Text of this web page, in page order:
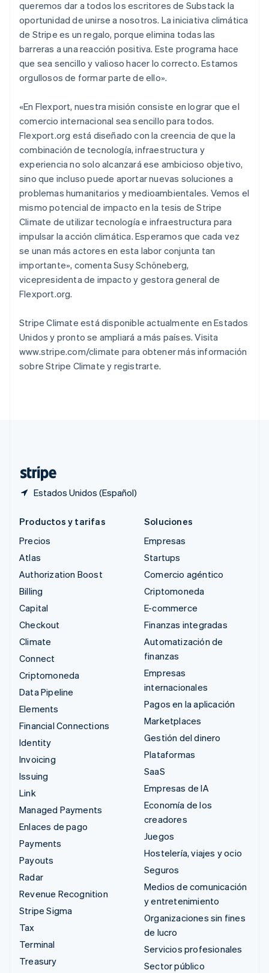
queremos dar a todos los escritores de Substack la
oportunidad de unirse a nosotros. La iniciativa climática
de Stripe es un regalo, porque elimina todas las
barreras a una reacción positiva. Este programa hace
que sea sencillo y valioso hacer lo correcto. Estamos
orgullosos de formar parte de ello».
«En Flexport, nuestra misión consiste en lograr que el
comercio internacional sea sencillo para todos.
Flexport.org está diseñado con la creencia de que la
combinación de tecnología, infraestructura y
experiencia no solo alcanzará ese ambicioso objetivo,
sino que incluso puede aportar nuevas soluciones a
problemas humanitarios y medioambientales. Vemos el
mismo potencial de impacto en la tesis de Stripe
Climate de utilizar tecnología e infraestructura para
impulsar la acción climática. Esperamos que cada vez
se unan más actores en esta labor conjunta tan
importante», comenta Susy Schöneberg,
vicepresidenta de impacto y gestora general de
Flexport.org.
Stripe Climate está disponible actualmente en Estados
Unidos y pronto se ampliará a más países. Visita
www.stripe.com/climate para obtener más información
sobre Stripe Climate y registrarte.
Estados Unidos (Español)
English
Liechtenstein
DeutschEnglish
Lituania
English
Luxemburgo
Français DeutschEnglish
Malta
English
México
Español English
Noruega
English
Nueva Zelandia
English
Países Bajos
NederlandsEnglish
Polonia
English
Portugal
Português English
RAE de Hong Kong, China
English简体中文
English
República Checa
English
Rumania
English
Productos y tarifas
Precios
Atlas
Authorization Boost
Billing
Capital
Checkout
Climate
Connect
Criptomoneda
Data Pipeline
Elements
Financial Connections
Identity
Invoicing
Issuing
Link
Managed Payments
Enlaces de pago
Payments
Payouts
Radar
Revenue Recognition
Stripe Sigma
Tax
Terminal
Treasury
Soluciones
Empresas
Startups
Comercio agéntico
Criptomoneda
E-commerce
Finanzas integradas
Automatización de
finanzas
Empresas
internacionales
Pagos en la aplicación
Marketplaces
Gestión del dinero
Plataformas
SaaS
Empresas de IA
Economía de los
creadores
Juegos
Hostelería, viajes y ocio
Seguros
Medios de comunicación
y entretenimiento
Organizaciones sin fines
de lucro
Servicios profesionales
Sector público